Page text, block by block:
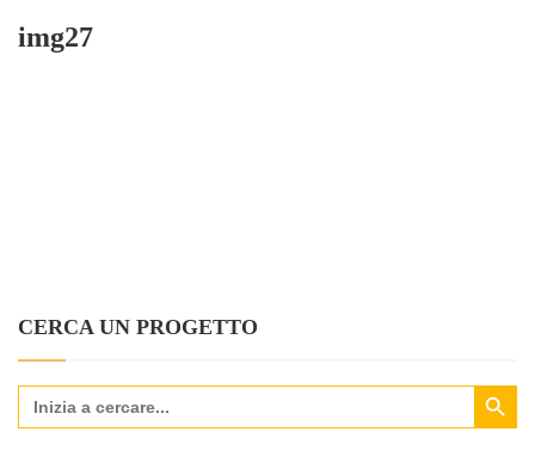
img27
CERCA UN PROGETTO
Search
for:
Search Button